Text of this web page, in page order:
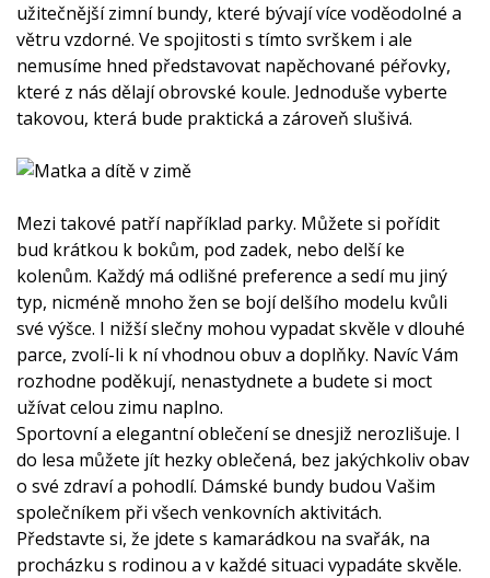
užitečnější zimní bundy, které bývají více voděodolné a
větru vzdorné. Ve spojitosti s tímto svrškem i ale
nemusíme hned představovat napěchované péřovky,
které z nás dělají obrovské koule. Jednoduše vyberte
takovou, která bude praktická a zároveň slušivá.
Mezi takové patří například parky. Můžete si pořídit
bud krátkou k bokům, pod zadek, nebo delší ke
kolenům. Každý má odlišné preference a sedí mu jiný
typ, nicméně mnoho žen se bojí delšího modelu kvůli
své výšce. I nižší slečny mohou vypadat skvěle v dlouhé
parce, zvolí-li k ní vhodnou obuv a doplňky. Navíc Vám
rozhodne poděkují, nenastydnete a budete si moct
užívat celou zimu naplno.
Sportovní a elegantní oblečení se dnesjiž nerozlišuje. I
do lesa můžete jít hezky oblečená, bez jakýchkoliv obav
o své zdraví a pohodlí. Dámské bundy budou Vašim
společníkem při všech venkovních aktivitách.
Představte si, že jdete s kamarádkou na svařák, na
procházku s rodinou a v každé situaci vypadáte skvěle.